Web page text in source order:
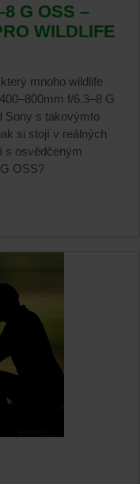
G OSS –
WILDLIFE
mnoho wildlife
f/6.3–8 G
Sony s takovýmto
si stojí v reálných
s osvědčeným
OSS?